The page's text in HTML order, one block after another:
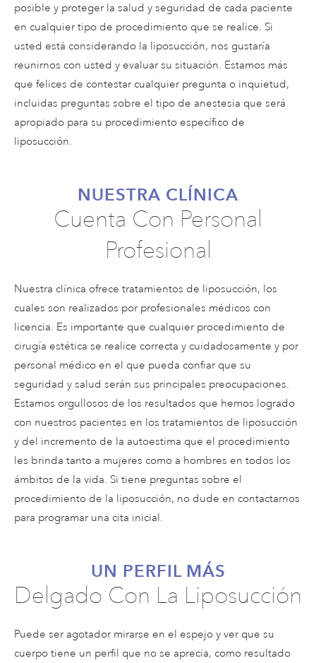
posible y proteger la salud y seguridad de cada paciente
en cualquier tipo de procedimiento que se realice. Si
usted está considerando la liposucción, nos gustaría
reunirnos con usted y evaluar su situación. Estamos más
que felices de contestar cualquier pregunta o inquietud,
incluidas preguntas sobre el tipo de anestesia que será
apropiado para su procedimiento específico de
liposucción.
NUESTRA CLÍNICA
Cuenta Con Personal
Profesional
Nuestra clínica ofrece tratamientos de liposucción, los
cuales son realizados por profesionales médicos con
licencia. Es importante que cualquier procedimiento de
cirugía estética se realice correcta y cuidadosamente y por
personal médico en el que pueda confiar que su
seguridad y salud serán sus principales preocupaciones.
Estamos orgullosos de los resultados que hemos logrado
con nuestros pacientes en los tratamientos de liposucción
y del incremento de la autoestima que el procedimiento
les brinda tanto a mujeres como a hombres en todos los
ámbitos de la vida. Si tiene preguntas sobre el
procedimiento de la liposucción, no dude en contactarnos
para programar una cita inicial.
UN PERFIL MÁS
Delgado Con La Liposucción
Puede ser agotador mirarse en el espejo y ver que su
cuerpo tiene un perfil que no se aprecia, como resultado